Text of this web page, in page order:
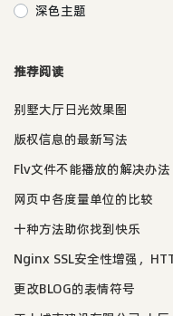
深色主题
推荐阅读
别墅大厅日光效果图
版权信息的最新写法
Flv文件不能播放的解决办法
网页中各度量单位的比较
十种方法助你找到快乐
Nginx SSL安全性增强，
更改BLOG的表情符号